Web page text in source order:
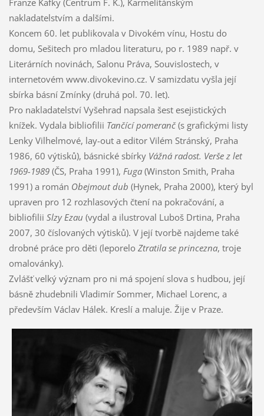
nakladatelstvím a dalšími.
Koncem 60. let publikovala v Divokém vínu, Hostu do
domu, Sešitech pro mladou literaturu, po r. 1989 např. v
Literárních novinách, Salonu Práva, Souvislostech, v
internetovém www.divokevino.cz. V samizdatu vyšla její
sbírka básní Zmínky (druhá pol. 70. let).
Pro nakladatelství Vyšehrad napsala šest esejistických
knížek. Vydala bibliofilii Tančící pomeranč(s grafickými listy
Lenky Vilhelmové, lay-out a editor Vilém Stránský, Praha
1986, 60 výtisků), básnické sbírky Vážná radost. Verše z let
1969-1989(ČS, Praha 1991), Fuga(Winston Smith, Praha
1991) a román Obejmout dub (Hynek, Praha 2000), který byl
upraven pro 12 rozhlasových čtení na pokračování, a
bibliofilii Slzy Ezau (vydal a ilustroval Luboš Drtina, Praha
2007, 30 číslovaných výtisků). V její tvorbě najdeme také
drobné práce pro děti (leporelo Ztratila se princezna, troje
omalovánky).
Zvlášť velký význam pro ni má spojení slova s hudbou, její
básně zhudebnili Vladimír Sommer, Michael Lorenc, a
především Václav Hálek. Kreslí a maluje. Žije v Praze.